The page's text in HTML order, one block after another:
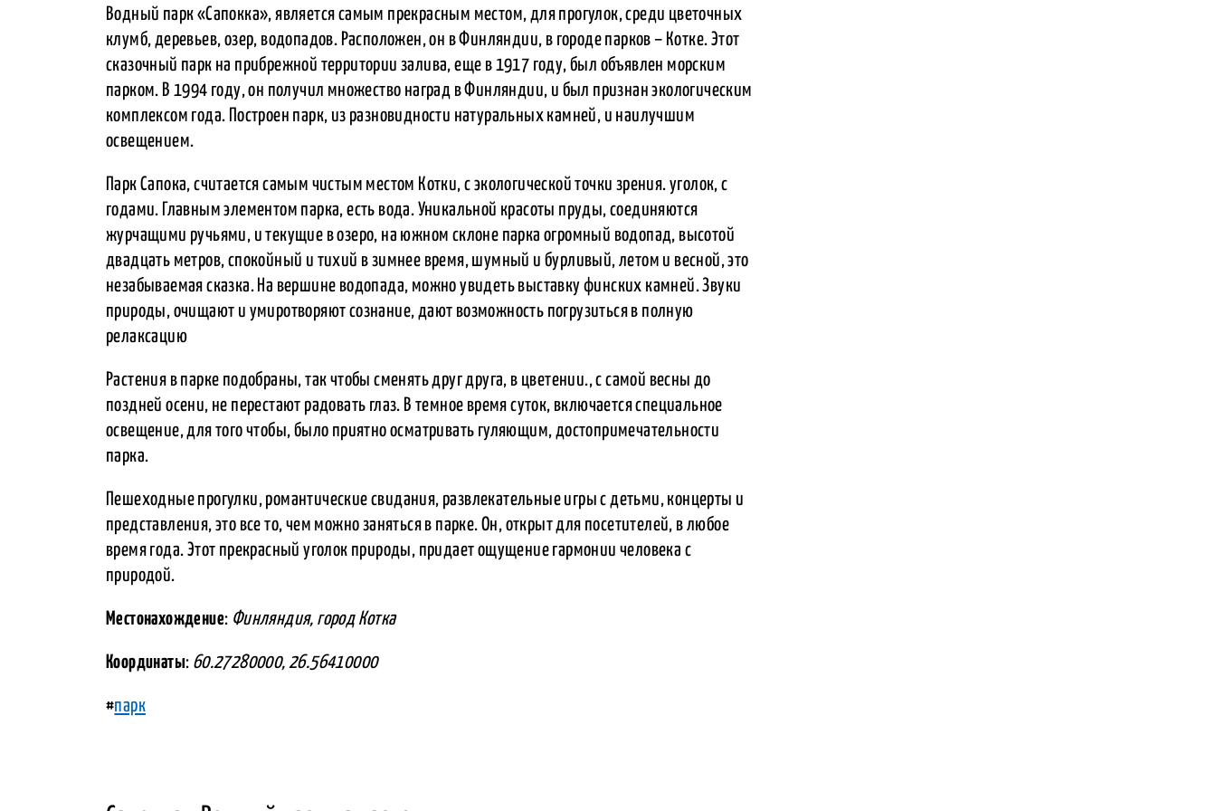
Водный парк «Сапокка», является самым прекрасным местом, для прогулок, среди цветочных
клумб, деревьев, озер, водопадов. Расположен, он в Финляндии, в городе парков – Котке. Этот
сказочный парк на прибрежной территории залива, еще в 1917 году, был объявлен морским
парком. В 1994 году, он получил множество наград в Финляндии, и был признан экологическим
комплексом года. Построен парк, из разновидности натуральных камней, и наилучшим
освещением.
Парк Сапока, считается самым чистым местом Котки, с экологической точки зрения. уголок, с
годами. Главным элементом парка, есть вода. Уникальной красоты пруды, соединяются
журчащими ручьями, и текущие в озеро, на южном склоне парка огромный водопад, высотой
двадцать метров, спокойный и тихий в зимнее время, шумный и бурливый, летом и весной, это
незабываемая сказка. На вершине водопада, можно увидеть выставку финских камней. Звуки
природы, очищают и умиротворяют сознание, дают возможность погрузиться в полную
релаксацию
Растения в парке подобраны, так чтобы сменять друг друга, в цветении., с самой весны до
поздней осени, не перестают радовать глаз. В темное время суток, включается специальное
освещение, для того чтобы, было приятно осматривать гуляющим, достопримечательности
парка.
Пешеходные прогулки, романтические свидания, развлекательные игры с детьми, концерты и
представления, это все то, чем можно заняться в парке. Он, открыт для посетителей, в любое
время года. Этот прекрасный уголок природы, придает ощущение гармонии человека с
природой.
Местонахождение: Финляндия, город Котка
Координаты: 60.27280000, 26.56410000
#парк